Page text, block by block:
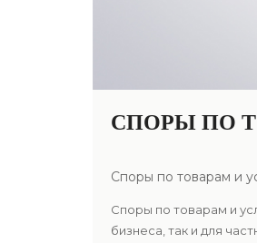
СПОРЫ ПО
Споры по товарам и
Споры по товарам и
бизнеса, так и для